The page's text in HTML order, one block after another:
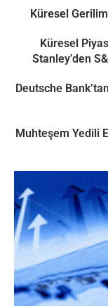
Küresel
Küresel
Stanley’den
Deutsche
Muhteşem Yedili